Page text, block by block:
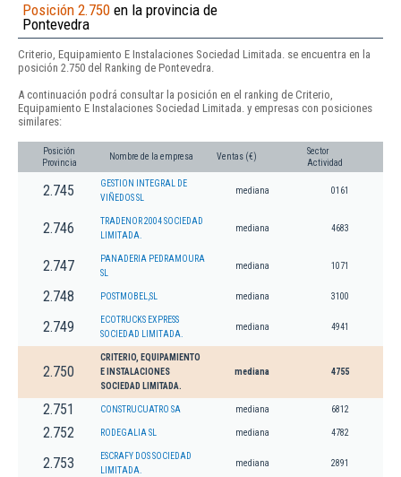
Posición 2.750 en la provincia de
Pontevedra
Criterio, Equipamiento E Instalaciones Sociedad Limitada. se encuentra en la
posición 2.750 del Ranking de Pontevedra.
A continuación podrá consultar la posición en el ranking de Criterio,
Equipamiento E Instalaciones Sociedad Limitada. y empresas con posiciones
similares:
Posición
Provincia
Nombre de la empresa Ventas (€)
Sector
Actividad
2.745
GESTION INTEGRAL DE
VIÑEDOS SL
mediana 0161
2.746
TRADENOR 2004 SOCIEDAD
LIMITADA.
mediana 4683
2.747
PANADERIA PEDRAMOURA
SL
mediana 1071
2.748 POSTMOBEL,SL mediana 3100
2.749
ECOTRUCKS EXPRESS
SOCIEDAD LIMITADA.
mediana 4941
2.750
CRITERIO, EQUIPAMIENTO
E INSTALACIONES
SOCIEDAD LIMITADA.
mediana 4755
2.751 CONSTRUCUATRO SA mediana 6812
2.752 RODEGALIA SL mediana 4782
2.753
ESCRAFY DOS SOCIEDAD
LIMITADA.
mediana 2891